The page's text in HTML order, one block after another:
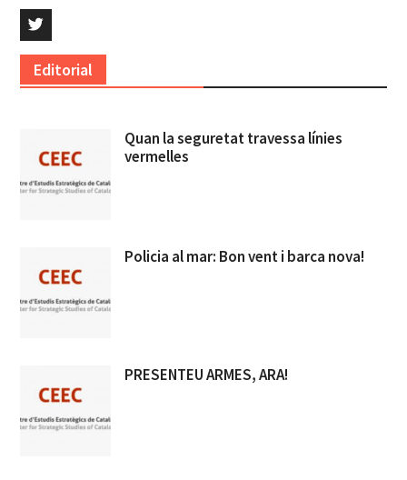
Editorial
Quan la seguretat travessa línies
vermelles
Policia al mar: Bon vent i barca nova!
PRESENTEU ARMES, ARA!